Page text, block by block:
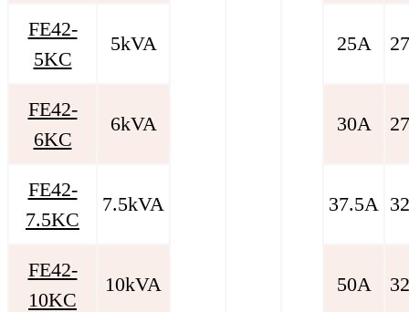
FE42-
5KC
5kVA 25A
FE42-
6KC
6kVA 30A
FE42-
7.5KC
7.5kVA 37.5A
FE42-
10KC
10kVA 50A